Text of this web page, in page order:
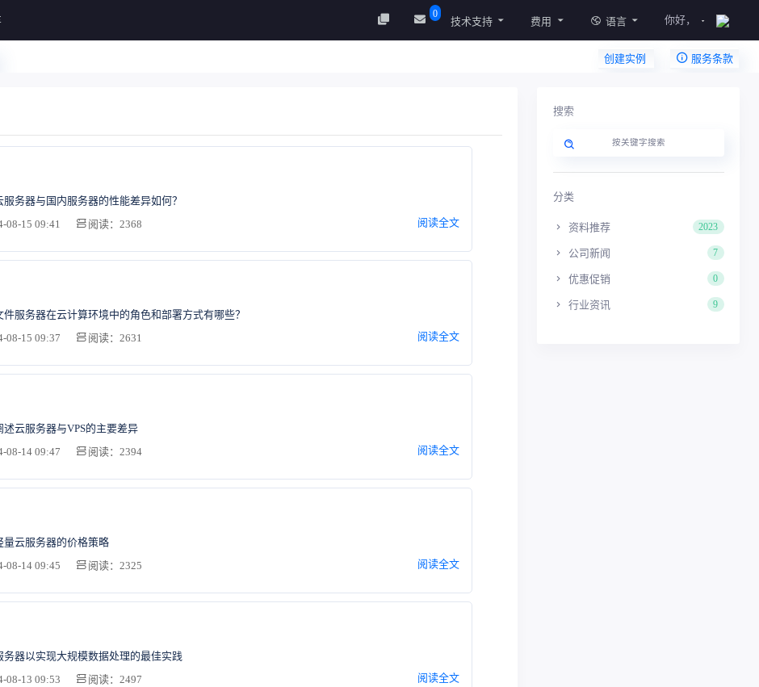
0
技术支持 费用 语言 你好，
创建实例
服务条款
服务器与国内服务器的性能差异如何？
08-15 09:41
阅读：2368 阅读全文
件服务器在云计算环境中的角色和部署方式有哪些？
08-15 09:37
阅读：2631 阅读全文
述云服务器与VPS的主要差异
08-14 09:47
阅读：2394 阅读全文
量云服务器的价格策略
08-14 09:45
阅读：2325 阅读全文
务器以实现大规模数据处理的最佳实践
08-13 09:53
阅读：2497 阅读全文
搜索
分类
资料推荐 2023
公司新闻 7
优惠促销 0
行业资讯 9